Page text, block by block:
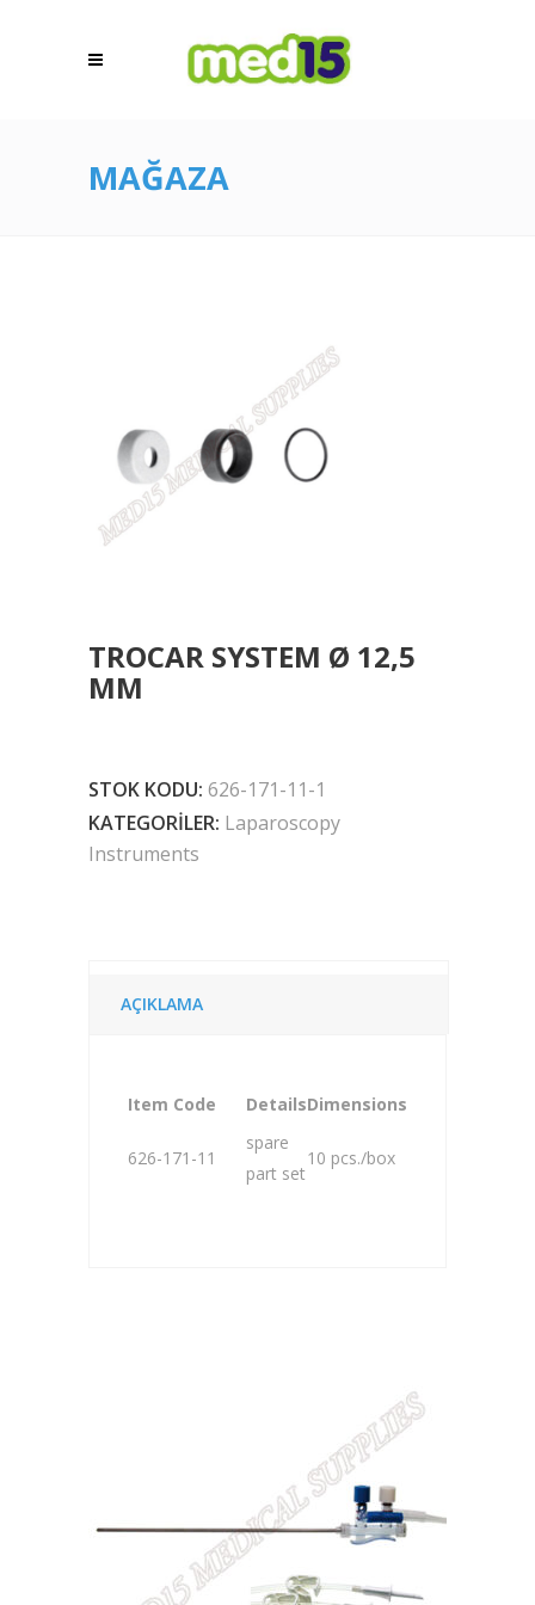
MAĞAZA
TROCAR SYSTEM Ø 12,5
MM
STOK KODU: 626-171-11-1
KATEGORILER: Laparoscopy
Instruments
AÇIKLAMA
Item Code DetailsDimensions
626-171-11
spare
part set
10 pcs./box